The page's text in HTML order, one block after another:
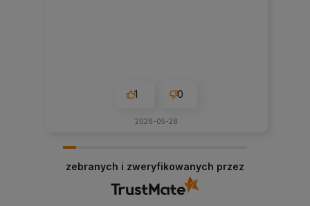
1 0
2026-05-28
zebranych i zweryfikowanych przez